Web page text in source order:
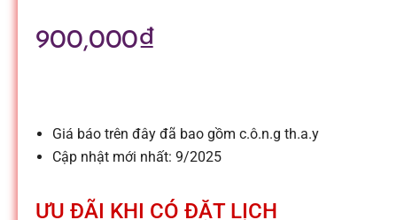
l
e
-
S
900,000₫
Giá báo trên đây đã bao gồm c.ô.n.g th.a.y
Cập nhật mới nhất: 9/2025
ƯU ĐÃI KHI CÓ ĐẶT LỊCH